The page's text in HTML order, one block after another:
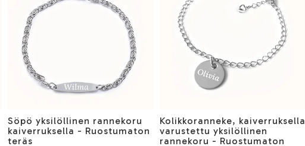
Söpö yksilöllinen rannekoru
kaiverruksella - Ruostumaton
teräs
Kolikkoranneke, kaiverruksella
varustettu yksilöllinen
rannekoru - Ruostumaton